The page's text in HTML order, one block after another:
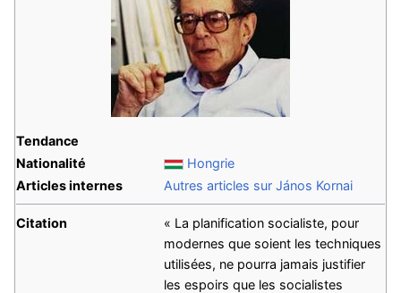
Tendance
Nationalité
Hongrie
Articles internes
Autres articles sur János Kornai
Citation
« La planification socialiste, pour
modernes que soient les techniques
utilisées, ne pourra jamais justifier
les espoirs que les socialistes